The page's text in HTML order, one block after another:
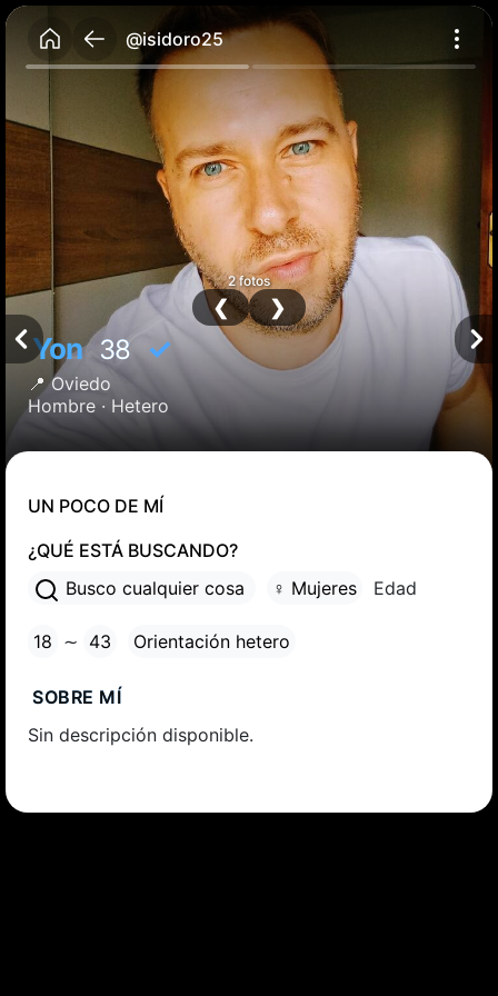
@isidoro25
Yon 38✓
📍Oviedo
Hombre · Hetero
2 fotos
❮ ❯
UN POCO DE MÍ
¿QUÉ ESTÁ BUSCANDO?
Busco cualquier cosa
♀ Mujeres Edad
18 ∼ 43 Orientación hetero
SOBRE MÍ
Sin descripción disponible.